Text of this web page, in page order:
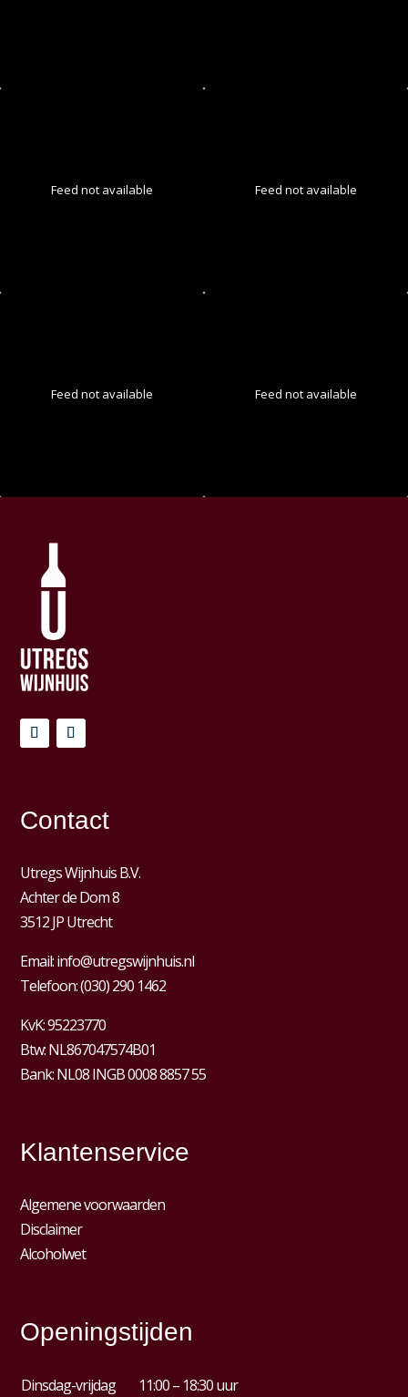
Feed not available Feed not available
Feed not available Feed not available
Contact
Utregs Wijnhuis B.V.
Achter de Dom 8
3512 JP Utrecht
Email:info@utregswijnhuis.nl
Telefoon:(030) 290 1462
KvK:95223770
Btw:NL867047574B01
Bank: NL08 INGB 0008 8857 55
Klantenservice
Algemene voorwaarden
Disclaimer
Alcoholwet
Openingstijden
Dinsdag-vrijdag 11:00 – 18:30 uur